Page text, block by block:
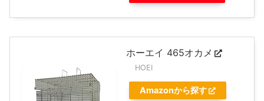
ホーエイ 465オカメ
HOEI
Amazonから探す